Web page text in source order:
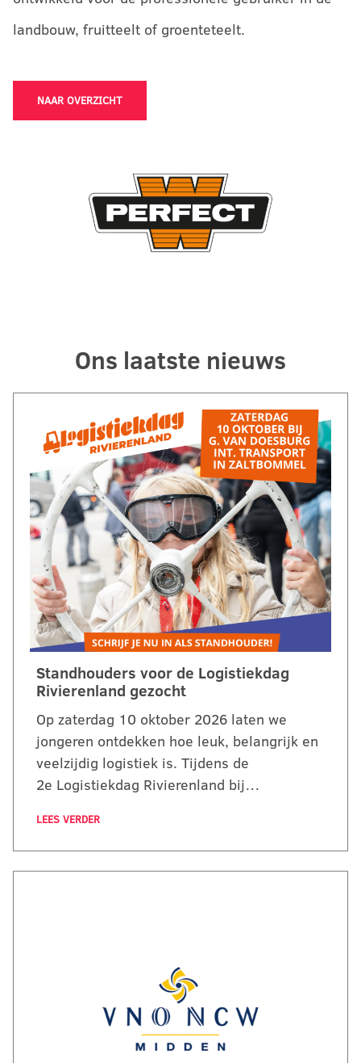
landbouw, fruitteelt of groenteteelt.
NAAR OVERZICHT
Ons laatste nieuws
Standhouders voor de Logistiekdag
Rivierenland gezocht
Op zaterdag 10 oktober 2026 laten we
jongeren ontdekken hoe leuk, belangrijk en
veelzijdig logistiek is. Tijdens de
2e Logistiekdag Rivierenland bij…
LEES VERDER